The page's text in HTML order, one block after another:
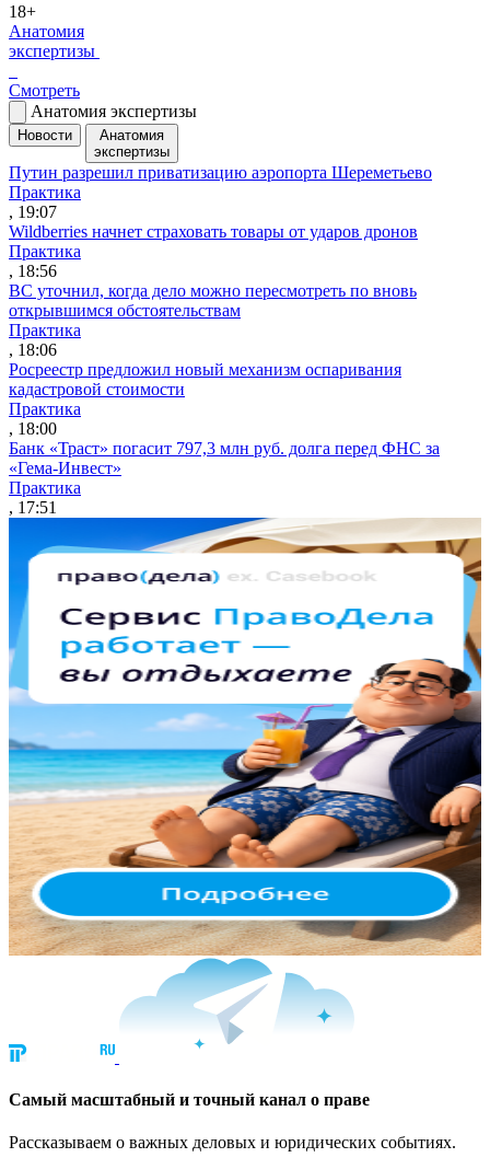
18+
Анатомия
экспертизы
Смотреть
Анатомия экспертизы
Новости
Анатомия
экспертизы
Путин разрешил приватизацию аэропорта Шереметьево
Практика
, 19:07
Wildberries начнет страховать товары от ударов дронов
Практика
, 18:56
ВС уточнил, когда дело можно пересмотреть по вновь
открывшимся обстоятельствам
Практика
, 18:06
Росреестр предложил новый механизм оспаривания
кадастровой стоимости
Практика
, 18:00
Банк «Траст» погасит 797,3 млн руб. долга перед ФНС за
«Гема-Инвест»
Практика
, 17:51
Cамый масштабный и точный канал о праве
Рассказываем о важных деловых и юридических событиях.